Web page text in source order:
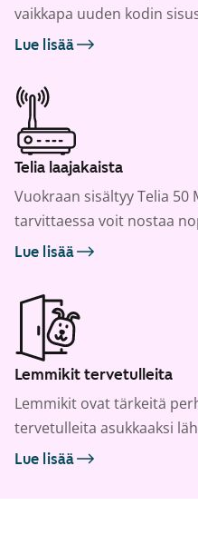
vaikkapa uuden kodin
Lue lisää
Telia laajakaista
Vuokraan sisältyy Telia 50
tarvittaessa voit nostaa
Lue lisää
Lemmikit tervetulleita
Lemmikit ovat tärkeitä
tervetulleita asukkaaksi
Lue lisää